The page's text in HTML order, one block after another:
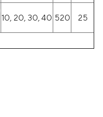
10, 20, 30, 40 520 25